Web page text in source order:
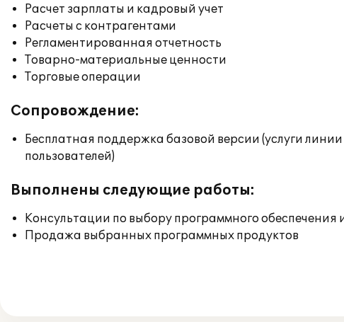
Расчет зарплаты и кадровый учет
Расчеты с контрагентами
Регламентированная отчетность
Товарно-материальные ценности
Торговые операции
Сопровождение:
Бесплатная поддержка базовой версии (услуги
пользователей)
Выполнены следующие работы:
Консультации по выбору программного обеспечения
Продажа выбранных программных продуктов